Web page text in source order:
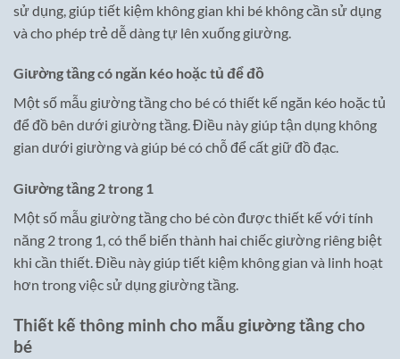
sử dụng, giúp tiết kiệm không gian khi bé không cần sử dụng
và cho phép trẻ dễ dàng tự lên xuống giường.
Giường tầng có ngăn kéo hoặc tủ để đồ
Một số mẫu giường tầng cho bé có thiết kế ngăn kéo hoặc tủ
để đồ bên dưới giường tầng. Điều này giúp tận dụng không
gian dưới giường và giúp bé có chỗ để cất giữ đồ đạc.
Giường tầng 2 trong 1
Một số mẫu giường tầng cho bé còn được thiết kế với tính
năng 2 trong 1, có thể biến thành hai chiếc giường riêng biệt
khi cần thiết. Điều này giúp tiết kiệm không gian và linh hoạt
hơn trong việc sử dụng giường tầng.
Thiết kế thông minh cho mẫu giường tầng cho
bé